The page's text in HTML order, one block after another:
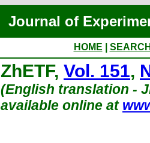
Journal of
HOME
ZhETF, Vol. 151,
(English translation -
available online at